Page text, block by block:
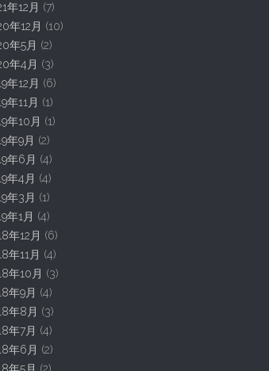
年12月 (7)
年12月 (10)
年5月 (2)
年4月 (3)
年12月 (6)
年11月 (1)
年10月 (1)
年9月 (2)
年6月 (4)
年4月 (4)
年3月 (1)
年1月 (4)
年12月 (6)
年11月 (4)
年10月 (3)
年9月 (4)
年8月 (3)
年7月 (4)
年6月 (2)